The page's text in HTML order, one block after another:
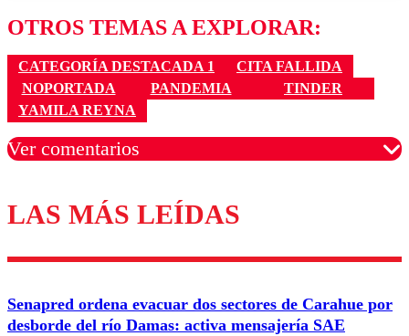
OTROS TEMAS A EXPLORAR:
CATEGORÍA DESTACADA 1
CITA FALLIDA
NOPORTADA
PANDEMIA
TINDER
YAMILA REYNA
Ver comentarios
Los comentarios son moderados para garantizar un
diálogo respetuoso.
Nombre
Correo
LAS MÁS LEÍDAS
Senapred ordena evacuar dos sectores de Carahue por
desborde del río Damas: activa mensajería SAE